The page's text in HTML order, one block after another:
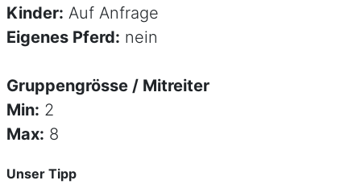
Kinder: Auf Anfrage
Eigenes Pferd: nein
Gruppengrösse / Mitreiter
Min: 2
Max: 8
Unser Tipp